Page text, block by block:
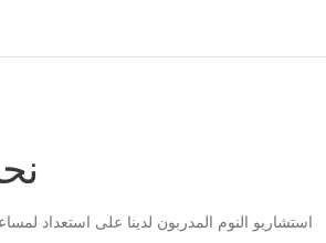
استشاريو النوم المدربون لدينا على استعداد